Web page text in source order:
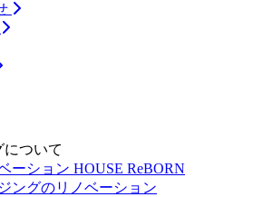
ついて
ーション HOUSE ReBORN
ングのリノベーション